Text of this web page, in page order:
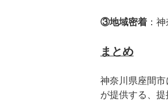
③地域密着 ：
まとめ
神奈川県座間
が提供する、